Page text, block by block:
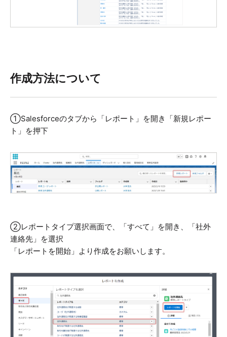
作成方法について
①Salesforceのタブから「レポート」を開き「新規レポー
ト」を押下
②レポートタイプ選択画面で、「すべて」を開き、「社外
連絡先」を選択
「レポートを開始」より作成をお願いします。